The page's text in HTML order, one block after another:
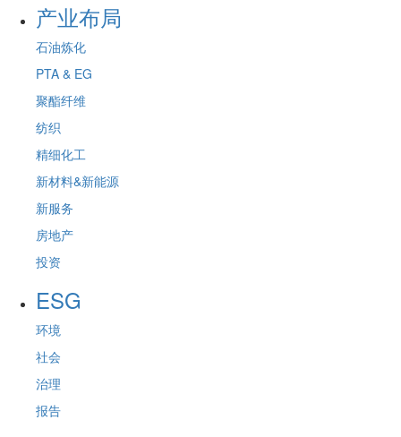
产业布局
石油炼化
PTA & EG
聚酯纤维
纺织
精细化工
新材料&新能源
新服务
房地产
投资
ESG
环境
社会
治理
报告